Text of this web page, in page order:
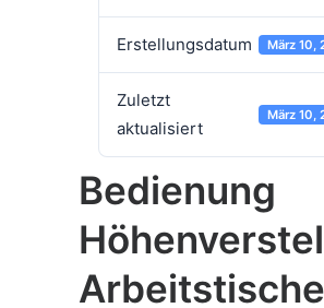
Erstellungsdatum März 10,
Zuletzt
aktualisiert
März 10,
Bedienung
Arbeitstische